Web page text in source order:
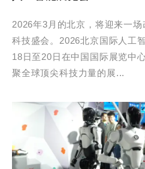
2026年3月的北京，将迎来一
科技盛会。2026北京国际人工
18日至20日在中国国际展览中
聚全球顶尖科技力量的展...